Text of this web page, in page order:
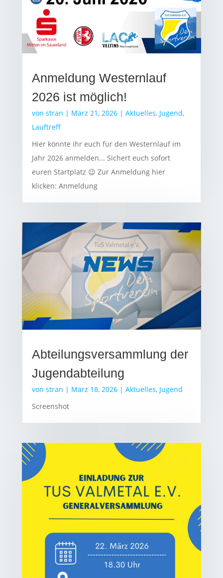
Anmeldung Westernlauf
2026 ist möglich!
von stran | März 21, 2026| Aktuelles, Jugend,
Lauftreff
Hier könnte ihr euch für den Westernlauf im
Jahr 2026 anmelden... Sichert euch sofort
euren Startplatz 😉 Zur Anmeldung hier
klicken: Anmeldung
Abteilungsversammlung der
Jugendabteilung
von stran | März 18, 2026| Aktuelles, Jugend
Screenshot